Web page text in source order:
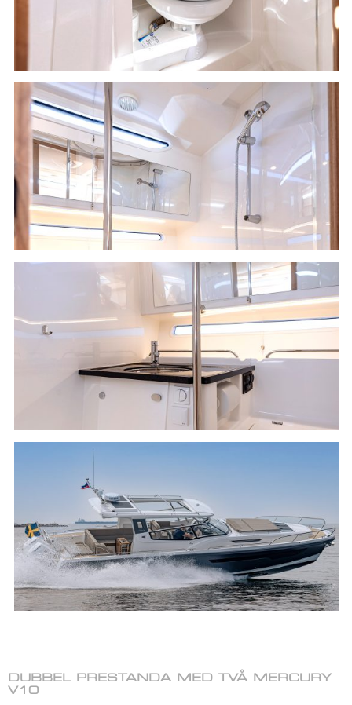
DUBBEL PRESTANDA MED TVÅ MERCURY
V10